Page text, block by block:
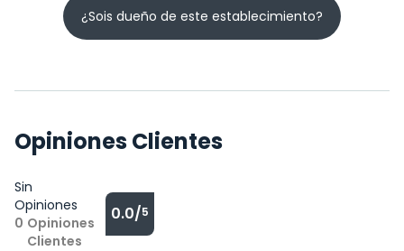
¿Sois dueño de este establecimiento?
Opiniones Clientes
Sin
Opiniones
0 Opiniones
Clientes
0.0/5